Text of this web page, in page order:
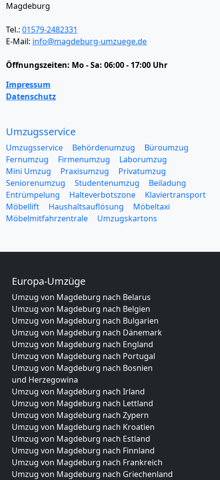
Magdeburg
Tel.: 01579-2482331
E-Mail: info@magdeburg-umzuege.de
Öffnungszeiten: Mo - Sa: 06:00 - 17:00 Uhr
Impressum
Datenschutz
Umzugsservice
Umzugsservice Behördenumzug
Büroumzug
Fernumzug
Firmenumzug
Laborumzug
Mini Umzug
Praxisumzug
Privatumzug
Seniorenumzug
Studentenumzug
Beiladung
Entrümpelung
Halteverbotszone
Klaviertransport
Möbellift
Haushaltsauflösung
Möbeltaxi
Möbelmitfahrzentrale
Umzugskartons
Europa-Umzüge
Umzug von Magdeburg nach Belarus
Umzug von Magdeburg nach Belgien
Umzug von Magdeburg nach Bulgarien
Umzug von Magdeburg nach Dänemark
Umzug von Magdeburg nach England
Umzug von Magdeburg nach Portugal
Umzug von Magdeburg nach Bosnien
und Herzegowina
Umzug von Magdeburg nach Irland
Umzug von Magdeburg nach Lettland
Umzug von Magdeburg nach Zypern
Umzug von Magdeburg nach Kroatien
Umzug von Magdeburg nach Estland
Umzug von Magdeburg nach Finnland
Umzug von Magdeburg nach Frankreich
Umzug von Magdeburg nach Griechenland